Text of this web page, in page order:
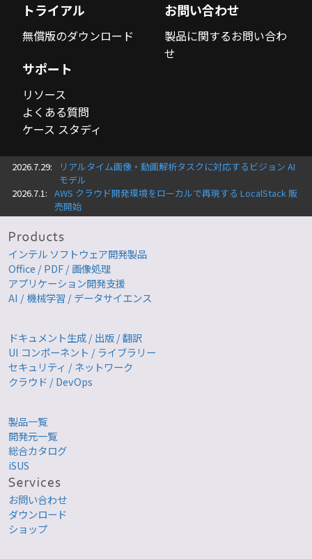
トライアル
無償版のダウンロード
サポート
リソース
よくある質問
ケース スタディ
お問い合わせ
製品に関するお問い合わ
せ
2026.7.29:
リアルタイム画像・動画解析タスクに対応するビジョン AI
モデル
2026.7.1: AWS クラウド開発環境をローカルで再現する LocalStack 販
売開始
インテル ソフトウェア開発製品
Office / PDF / 画像処理
アプリケーション開発支援
AI / 機械学習 / データサイエンス
ドキュメント生成 / 出版 / 翻訳
UI コンポーネント / ライブラリー
セキュリティ / ネットワーク
クラウド / DevOps
製品一覧
開発元一覧
総合カタログ
iSUS
お問い合わせ
ダウンロード
ショップ